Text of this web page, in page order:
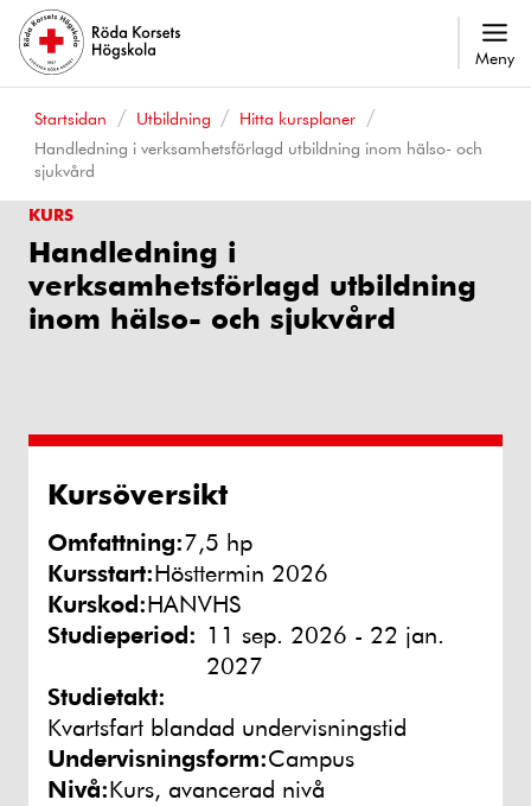
Meny
Startsidan Utbildning
Hitta kursplaner
Handledning i verksamhetsförlagd utbildning inom hälso- och
sjukvård
KURS
Handledning i
verksamhetsförlagd utbildning
inom hälso- och sjukvård
Kursöversikt
Omfattning:7,5 hp
Kursstart:Hösttermin 2026
Kurskod:HANVHS
Studieperiod: 11 sep. 2026 - 22 jan.
2027
Studietakt:
Kvartsfart blandad undervisningstid
Undervisningsform:Campus
Nivå:Kurs, avancerad nivå